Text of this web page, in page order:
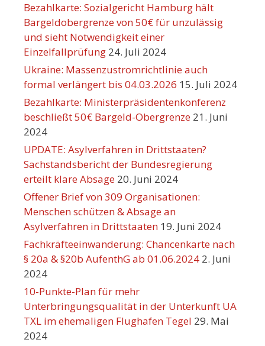
Bezahlkarte: Sozialgericht Hamburg hält
Bargeldobergrenze von 50€ für unzulässig
und sieht Notwendigkeit einer
Einzelfallprüfung 24. Juli 2024
Ukraine: Massenzustromrichtlinie auch
formal verlängert bis 04.03.2026 15. Juli 2024
Bezahlkarte: Ministerpräsidentenkonferenz
beschließt 50€ Bargeld-Obergrenze 21. Juni
2024
UPDATE: Asylverfahren in Drittstaaten?
Sachstandsbericht der Bundesregierung
erteilt klare Absage 20. Juni 2024
Offener Brief von 309 Organisationen:
Menschen schützen & Absage an
Asylverfahren in Drittstaaten 19. Juni 2024
Fachkräfteeinwanderung: Chancenkarte nach
§ 20a & §20b AufenthG ab 01.06.2024 2. Juni
2024
10-Punkte-Plan für mehr
Unterbringungsqualität in der Unterkunft UA
TXL im ehemaligen Flughafen Tegel 29. Mai
2024